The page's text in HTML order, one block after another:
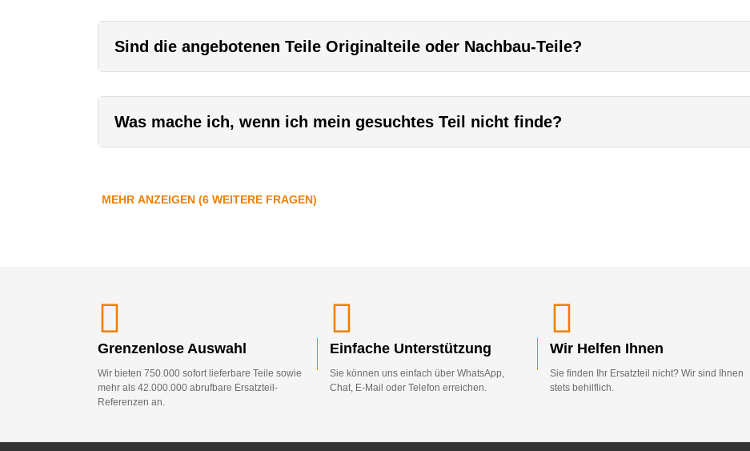
Sind die angebotenen Teile Originalteile oder Nachbau-Teile?
Was mache ich, wenn ich mein gesuchtes Teil nicht finde?
MEHR ANZEIGEN (6 WEITERE FRAGEN)
Grenzenlose Auswahl
Wir bieten 750.000 sofort lieferbare Teile sowie
mehr als 42.000.000 abrufbare Ersatzteil-
Referenzen an.
Einfache Unterstützung
Sie können uns einfach über WhatsApp,
Chat, E-Mail oder Telefon erreichen.
Wir Helfen Ihnen
Sie finden Ihr Ersatzteil nicht? Wir sind Ihnen
stets behilflich.